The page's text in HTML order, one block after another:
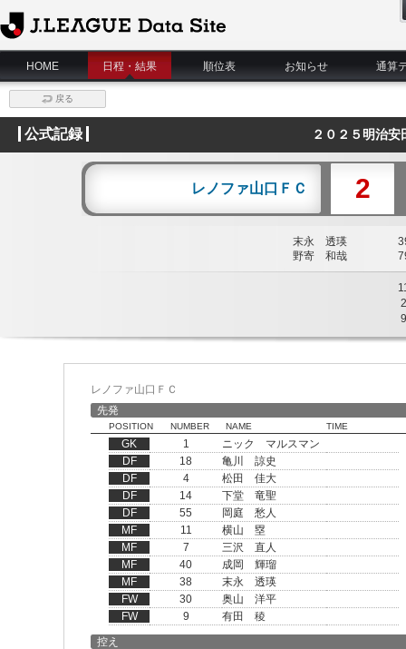
J.League Data Site
HOME
日程・結果 順位表 お知らせ 通算
戻る
公式記録 ２０２５明治
レノファ山口ＦＣ 2
末永 透瑛
野寄 和哉
2
9
レノファ山口ＦＣ
先発
POSITION NUMBER NAME TIME
GK 1
ニック マルスマン
DF
18
亀川 諒史
DF
4
松田 佳大
DF
14
下堂 竜聖
DF
55
岡庭 愁人
MF
11
横山 塁
MF
7
三沢 直人
MF
40
成岡 輝瑠
MF
38
末永 透瑛
FW
30
奥山 洋平
FW
9
有田 稜
控え